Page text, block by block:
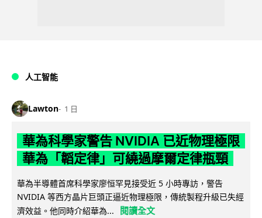
人工智能
Lawton 1 日
華為科學家警告 NVIDIA 已近物理極限
華為「韜定律」可繞過摩爾定律瓶頸
華為半導體首席科學家廖恒罕見接受近 5 小時專訪，警告
NVIDIA 等西方晶片巨頭正逼近物理極限，傳統製程升級已失經
濟效益。他同時介紹華為...
閱讀全文